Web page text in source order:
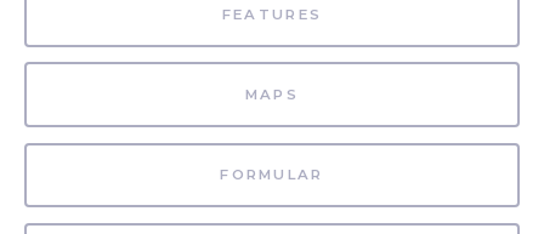
FEATURES
MAPS
FORMULAR